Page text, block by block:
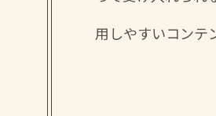
用しやすいコンテ